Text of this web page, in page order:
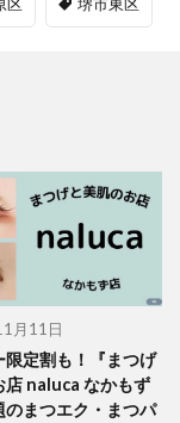
月11日
限定割も！『まつげ
店 naluca なかもず
のまつエク・まつパ